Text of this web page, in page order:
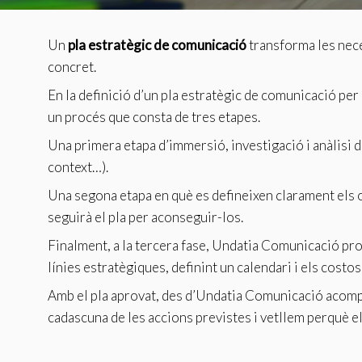
Un pla estratègic de comunicaciótransforma les
concret.
En la definició d’un pla estratègic de comunicació
un procés que consta de tres etapes.
Una primera etapa d’immersió, investigació i anàlisi
context…).
Una segona etapa en què es defineixen clarament
seguirà el pla per aconseguir-los.
Finalment, a la tercera fase, Undatia Comunicació
línies estratègiques, definint un calendari i els
Amb el pla aprovat, des d’Undatia Comunicació
cadascuna de les accions previstes i vetllem
Aquest
desitja,
La
dels
l'usuari.